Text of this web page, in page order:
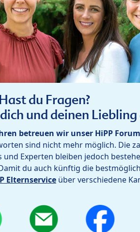
Hast du Fragen?
und deinen Liebling
betreuen wir unser HiPP
sind nicht mehr möglich. Die
Experten bleiben jedoch
du auch künftig die
Elternservice über verschiedene